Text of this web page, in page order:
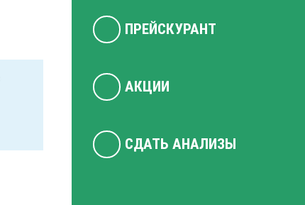
ПРЕЙСКУРАНТ
АКЦИИ
СДАТЬ АНАЛИЗЫ